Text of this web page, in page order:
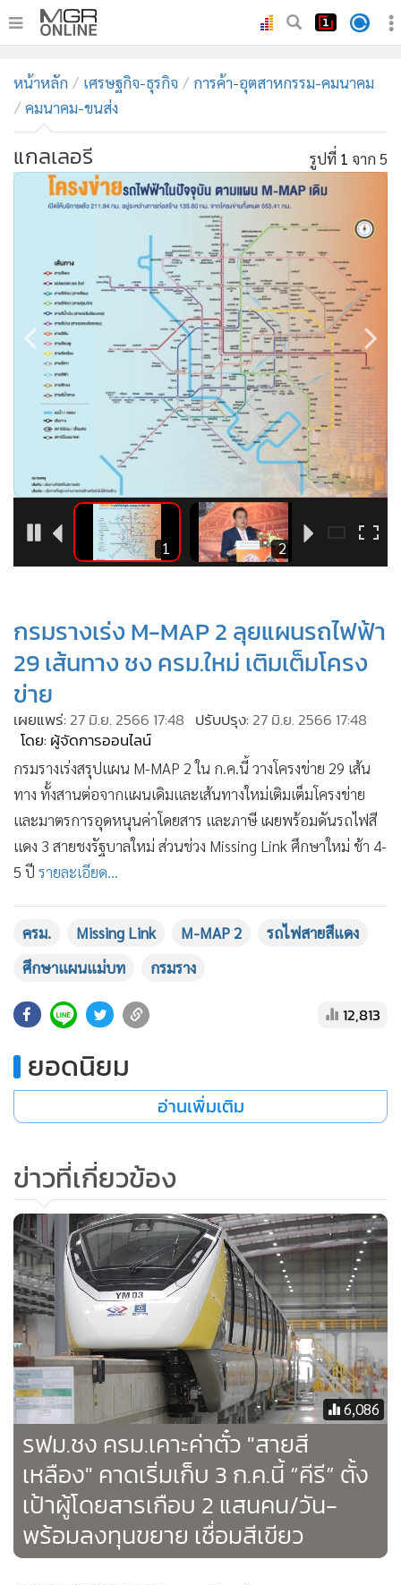
ทันเหตุการณ์
ภาคใต้
• ภูมิภาค
• Online Section
บันเทิง
คอลัมนิสต์
ละคร
CbizReview
Cyber BIZ
ผู้จัดกวน
Good health & Well-being
Green Innovation & SD
Management & HR
MGR Live
Infographic
การเมือง
• ท่องเที่ยว
• ต่างประเทศ
Special Scoop
• จีน
ชุมชน-คุณภาพชีวิต
• อาชญากรรม
• Motoring
• เกม
• วิทยาศาสตร์
• SMEs
อินโดจีน
กองทุนรวม
• Factcheck
News1
• Gotomanager
กรมรางเร่ง M-MAP 2 ลุยแผนรถไฟฟ้า
29 เส้นทาง ชง ครม.ใหม่ เติมเต็มโครง
ข่าย
เผยแพร่: 27 มิ.ย. 2566 17:48 ปรับปรุง: 27 มิ.ย. 2566 17:48
โดย: ผู้จัดการออนไลน์
กรมรางเร่งสรุปแผน M-MAP 2 ใน ก.ค.นี้ วางโครงข่าย 29 เส้น
ทาง ทั้งสานต่อจากแผนเดิมและเส้นทางใหม่เติมเต็มโครงข่าย
และมาตรการอุดหนุนค่าโดยสาร และภาษี เผยพร้อมดันรถไฟสี
แดง 3 สายชงรัฐบาลใหม่ ส่วนช่วง Missing Link ศึกษาใหม่ ช้า 4-
5 ปี รายละเอียด...
ครม. Missing Link M-MAP 2
รถไฟสายสีแดง
ศึกษาแผนแม่บท
กรมราง
12,813
ยอดนิยม
อ่านเพิ่มเติม
ข่าวที่เกี่ยวข้อง
6,086
รฟม.ชง ครม.เคาะค่าตั๋ว "สายสี
เหลือง" คาดเริ่มเก็บ 3 ก.ค.นี้ “คีรี” ตั้ง
เป้าผู้โดยสารเกือบ 2 แสนคน/วัน-
พร้อมลงทุนขยาย เชื่อมสีเขียว
หน้าหลัก เศรษฐกิจ-ธุรกิจ
การค้า-อุตสาหกรรม-คมนาคม
คมนาคม-ขนส่ง
แกลเลอรี รูปที่ 1 จาก 5
1 2